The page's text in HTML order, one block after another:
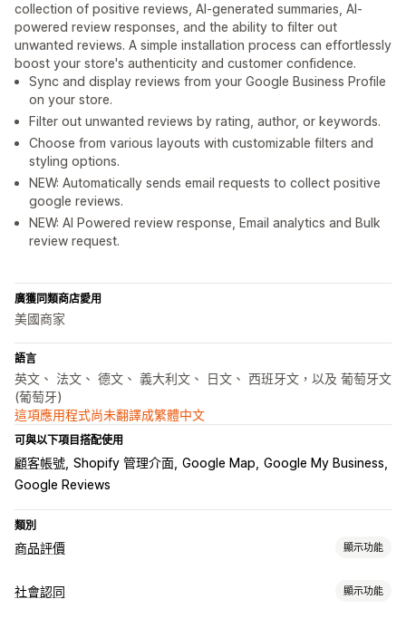
collection of positive reviews, AI-generated summaries, AI-
powered review responses, and the ability to filter out
unwanted reviews. A simple installation process can effortlessly
boost your store's authenticity and customer confidence.
Sync and display reviews from your Google Business Profile
on your store.
Filter out unwanted reviews by rating, author, or keywords.
Choose from various layouts with customizable filters and
styling options.
NEW: Automatically sends email requests to collect positive
google reviews.
NEW: AI Powered review response, Email analytics and Bulk
review request.
廣獲同類商店愛用
美國商家
語言
英文、 法文、 德文、 義大利文、 日文、 西班牙文，以及 葡萄牙文
(葡萄牙)
這項應用程式尚未翻譯成繁體中文
可與以下項目搭配使用
顧客帳號 Shopify 管理介面 Google Map Google My Business
Google Reviews
類別
商品評價 顯示功能
顯示選項
社會認同 顯示功能